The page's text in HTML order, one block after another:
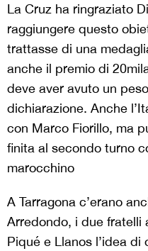
La Cruz ha ringraziato
raggiungere questo
trattasse di una
anche il premio di
deve aver avuto un
dichiarazione. Anche
con Marco Fiorillo, ma
finita al secondo turno
marocchino
A Tarragona c’erano
Arredondo, i due fratelli
Piqué e Llanos l’idea di